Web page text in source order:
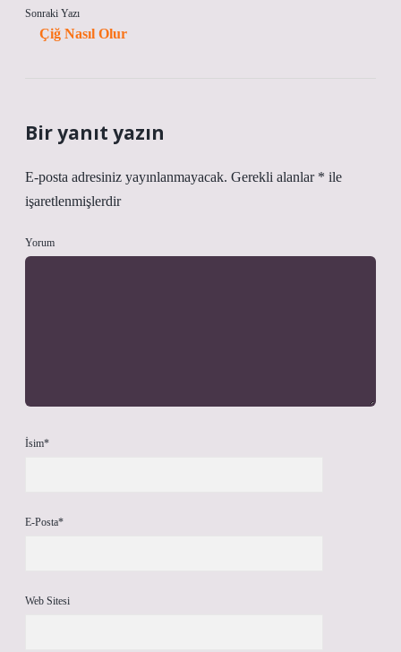
Sonraki Yazı
Çiğ Nasıl Olur
Bir yanıt yazın
E-posta adresiniz yayınlanmayacak. Gerekli alanlar * ile
işaretlenmişlerdir
Yorum
İsim*
E-Posta*
Web Sitesi